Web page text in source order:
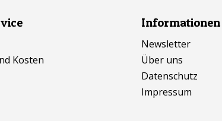
Kosten
Informationen
Newsletter
Über uns
Datenschutz
Impressum